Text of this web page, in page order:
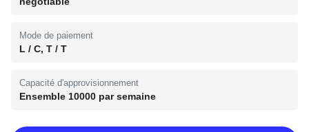
Mode de paiement
L / C, T / T
Capacité d'approvisionnement
Ensemble 10000 par semaine